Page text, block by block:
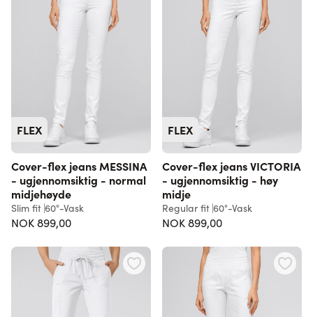
FLEX
Cover-flex jeans MESSINA
- ugjennomsiktig - normal
midjehøyde
Slim fit 60°-Vask
NOK 899,00
FLEX
Cover-flex jeans VICTORIA
- ugjennomsiktig - høy
midje
Regular fit 60°-Vask
NOK 899,00